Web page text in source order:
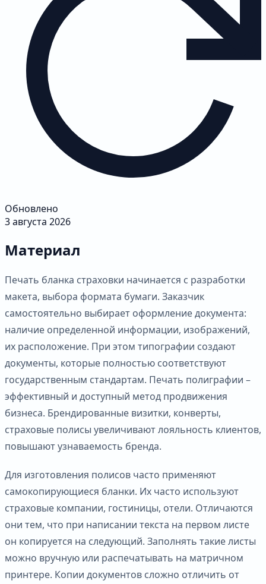
Обновлено
3 августа 2026
Материал
Печать бланка страховки начинается с разработки
макета, выбора формата бумаги. Заказчик
самостоятельно выбирает оформление документа:
наличие определенной информации, изображений,
их расположение. При этом типографии создают
документы, которые полностью соответствуют
государственным стандартам. Печать полиграфии –
эффективный и доступный метод продвижения
бизнеса. Брендированные визитки, конверты,
страховые полисы увеличивают лояльность клиентов,
повышают узнаваемость бренда.
Для изготовления полисов часто применяют
самокопирующиеся бланки. Их часто используют
страховые компании, гостиницы, отели. Отличаются
они тем, что при написании текста на первом листе
он копируется на следующий. Заполнять такие листы
можно вручную или распечатывать на матричном
принтере. Копии документов сложно отличить от